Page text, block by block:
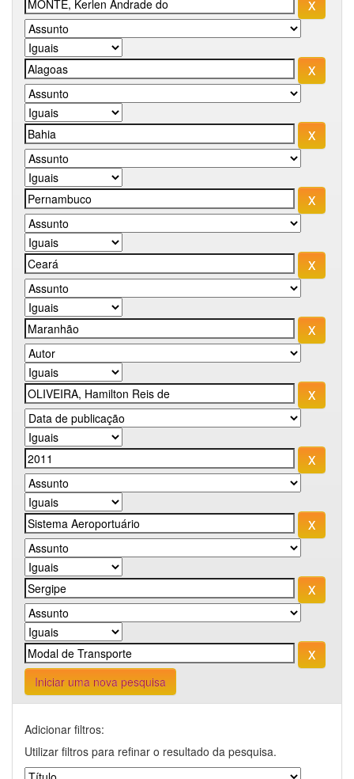
Iniciar uma nova pesquisa
Adicionar filtros:
Utilizar filtros para refinar o resultado da pesquisa.